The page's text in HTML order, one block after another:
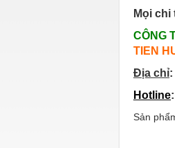
Mọi
CÔNG
TIEN
Địa chỉ:
Hotline
Sản